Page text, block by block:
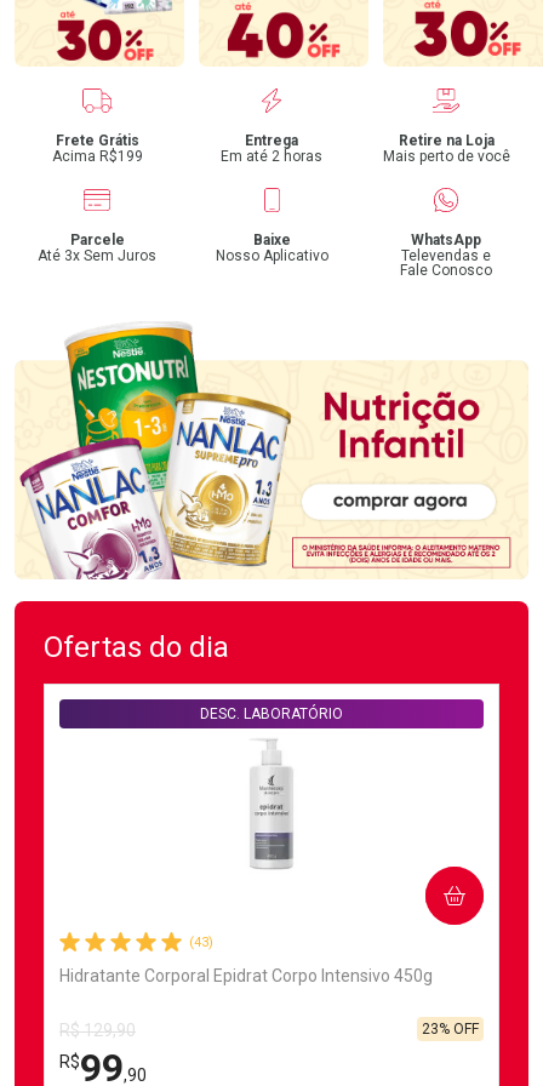
Benefícios
Frete Grátis
Acima R$199
Entrega
Em até 2 horas
Retire na Loja
Mais perto de você
Parcele
Até 3x Sem Juros
Baixe
Nosso Aplicativo
WhatsApp
Televendas e
Fale Conosco
Ofertas do dia
(43)
Hidratante Corporal Epidrat Corpo Intensivo 450g
DESC. LABORATÓRIO
R$ 129,90
R$99,90
23% OFF
COMPRAR